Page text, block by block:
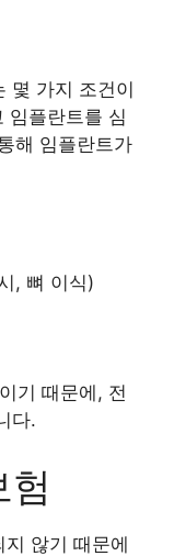
몇 가지 조건이
임플란트를 심
해 임플란트가
, 뼈 이식)
기 때문에, 전
다.
않기 때문에